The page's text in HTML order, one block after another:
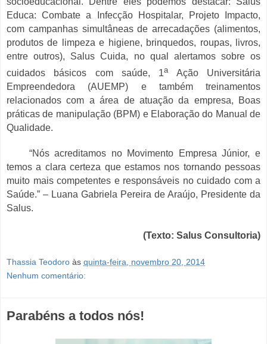
Educa: Combate a Infecção Hospitalar, Projeto Impacto,
com campanhas simultâneas de arrecadações (alimentos,
produtos de limpeza e higiene, brinquedos, roupas, livros,
entre outros), Salus Cuida, no qual alertamos sobre os
cuidados básicos com saúde, 1aAção Universitária
Empreendedora (AUEMP) e também treinamentos
relacionados com a área de atuação da empresa, Boas
práticas de manipulação (BPM) e Elaboração do Manual de
Qualidade.
“Nós acreditamos no Movimento Empresa Júnior, e
temos a clara certeza que estamos nos tornando pessoas
muito mais competentes e responsáveis no cuidado com a
Saúde.” – Luana Gabriela Pereira de Araújo, Presidente da
Salus.
(Texto: Salus Consultoria)
Thassia Teodoro às quinta-feira, novembro 20, 2014
Nenhum comentário:
Parabéns a todos nós!